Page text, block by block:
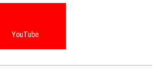
YouTube